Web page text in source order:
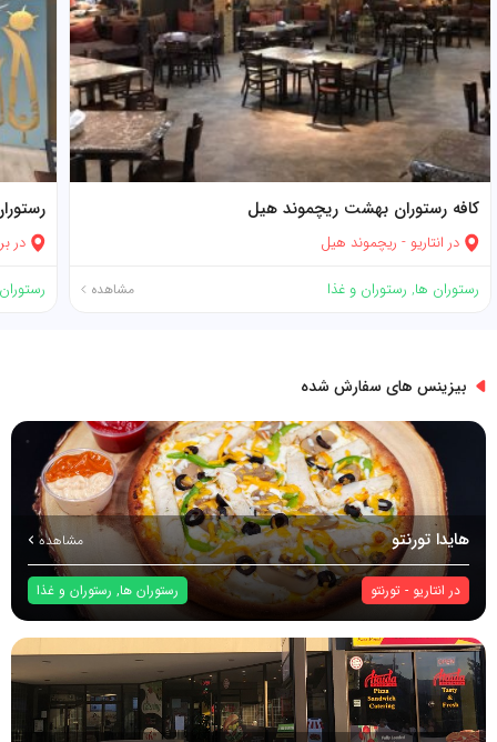
کافه رستوران بهشت ریچموند هیل
در انتاریو - ریچموند هیل
رستوران ها, رستوران و غذا مشاهده
در
بیزینس های سفارش شده
هایدا تورنتو مشاهده
در انتاریو - تورنتو رستوران ها, رستوران و غذا